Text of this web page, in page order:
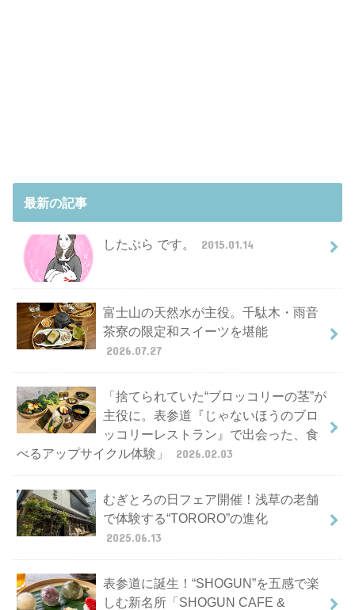
最新の記事
したぷら です。 2015.01.14
富士山の天然水が主役。千駄木・雨音
茶寮の限定和スイーツを堪能
2026.07.27
「捨てられていた“ブロッコリーの茎”が
主役に。表参道『じゃないほうのブロ
ッコリーレストラン』で出会った、食
べるアップサイクル体験」
2026.02.03
むぎとろの日フェア開催！浅草の老舗
で体験する“TORORO”の進化
2025.06.13
表参道に誕生！“SHOGUN”を五感で楽
しむ新名所「SHOGUN CAFE &